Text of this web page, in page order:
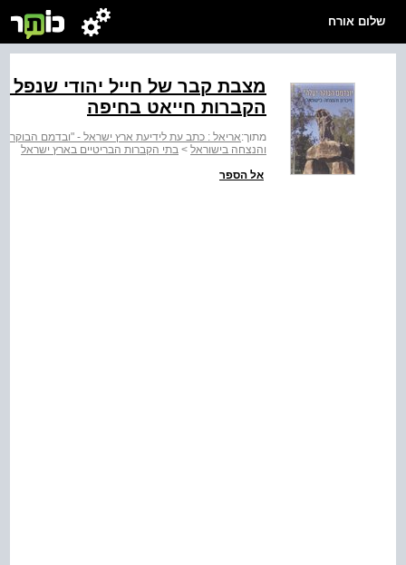
שלום אורח
מצבת קבר של חייל יהודי
הקברות חייאט בחיפה
מתוך:אריאל : כתב עת לידיעת ארץ ישראל - "ובדמם הבוקר
והנצחה בישוראל > בתי הקברות הבריטיים בארץ ישראל
אל הספר